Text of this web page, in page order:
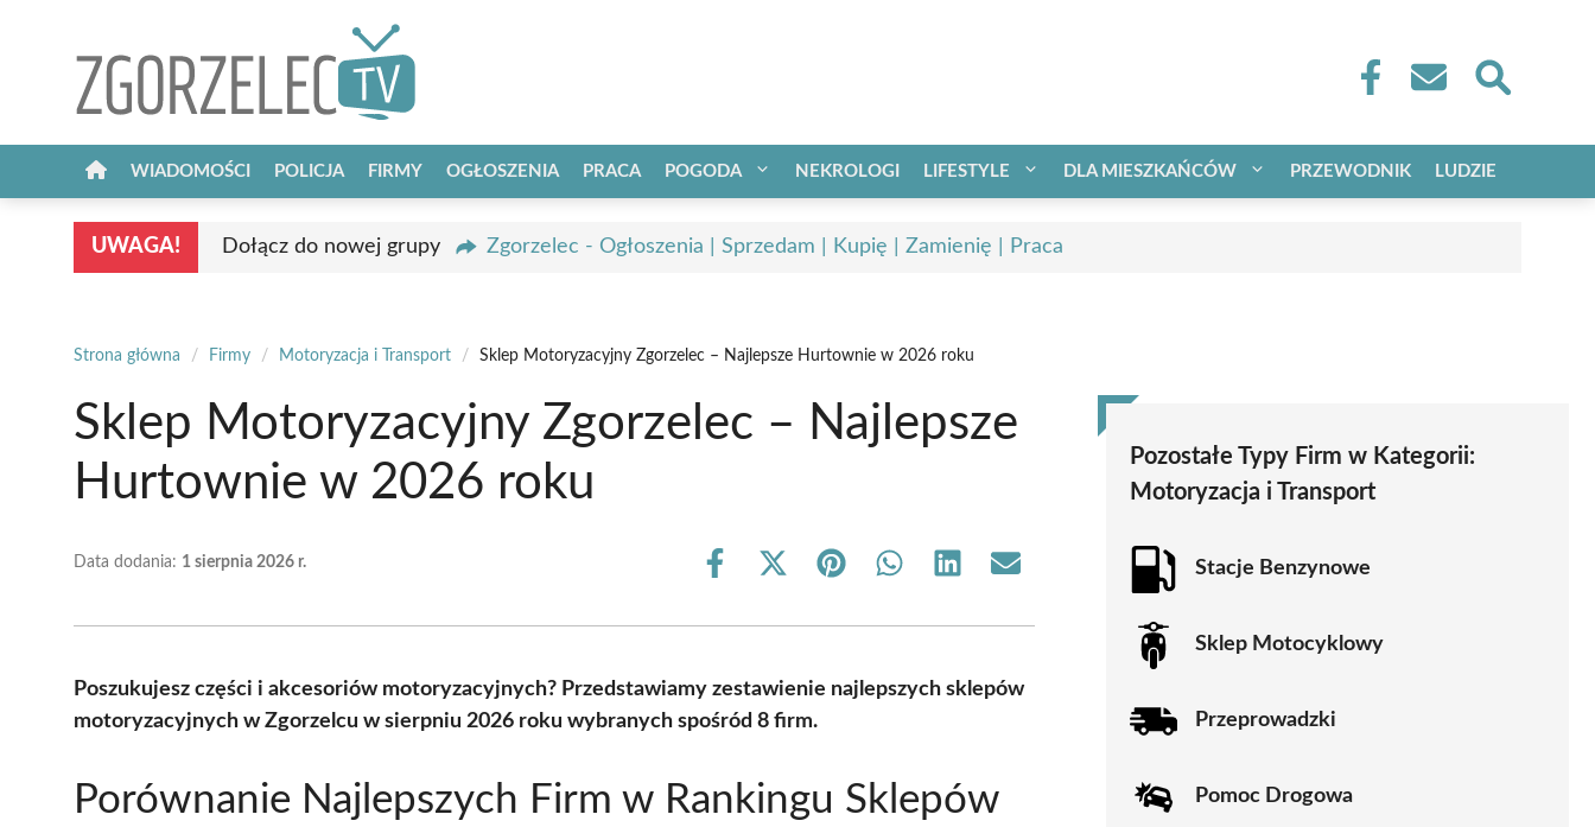
WIADOMOŚCI POLICJA FIRMY OGŁOSZENIA PRACA POGODA NEKROLOGI LIFESTYLE DLA MIESZKAŃCÓW PRZEWODNIK LUDZIE
UWAGA! Dołącz do nowej grupy Zgorzelec - Ogłoszenia | Sprzedam | Kupię | Zamienię | Praca
Strona główna / Firmy / Motoryzacja i Transport / Sklep Motoryzacyjny Zgorzelec – Najlepsze Hurtownie w 2026 roku
Sklep Motoryzacyjny Zgorzelec – Najlepsze
Hurtownie w 2026 roku
Data dodania: 1 sierpnia 2026 r.
Share
Share
(Twitter)
Share Share Share Share
Poszukujesz części i akcesoriów motoryzacyjnych? Przedstawiamy zestawienie najlepszych sklepów
motoryzacyjnych w Zgorzelcu w sierpniu 2026 roku wybranych spośród 8 firm.
Porównanie Najlepszych Firm w Rankingu Sklepów
Pozostałe Typy Firm w Kategorii:
Motoryzacja i Transport
Stacje Benzynowe
Sklep Motocyklowy
Przeprowadzki
Pomoc Drogowa